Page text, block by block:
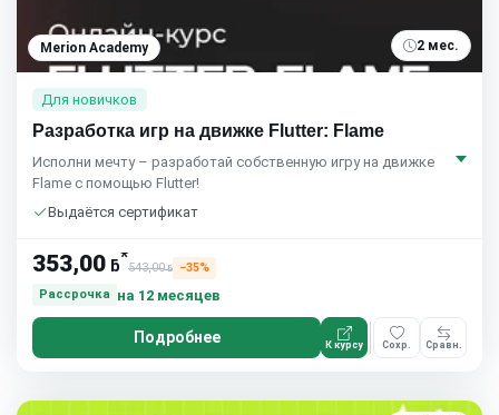
Merion Academy 2 мес.
Для новичков
Разработка игр на движке Flutter: Flame
Исполни мечту – разработай собственную игру на движке
Flame с помощью Flutter!
Выдаётся сертификат
353,00 ƃ*
543,00ƃ
−35%
Рассрочка
на 12 месяцев
Подробнее К курсу Сохр. Сравн.